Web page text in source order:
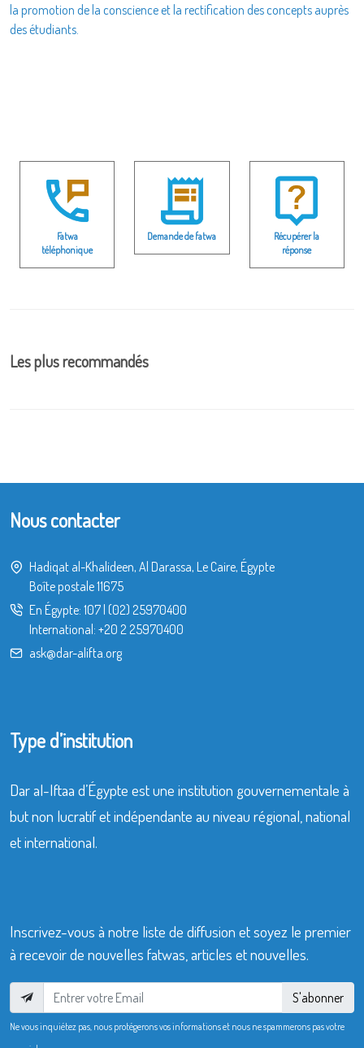
la promotion de la conscience et la rectification des concepts auprès
des étudiants.
Fatwa
téléphonique
Demande de fatwa
Récupérer la
réponse
Les plus recommandés
Nous contacter
Hadiqat al-Khalideen, Al Darassa, Le Caire, Égypte
Boîte postale 11675
En Égypte: 107| (02) 25970400
International: +20 2 25970400
ask@dar-alifta.org
Type d’institution
Dar al-Iftaa d’Égypte est une institution gouvernementale à
but non lucratif et indépendante au niveau régional, national
et international.
Inscrivez-vous à notre liste de diffusion et soyez le premier
à recevoir de nouvelles fatwas, articles et nouvelles.
S'abonner
Ne vous inquiétez pas, nous protégerons vos informations et nous ne spammerons pas votre